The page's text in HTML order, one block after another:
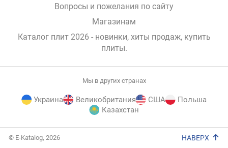
Вопросы и пожелания по сайту
Магазинам
Каталог плит 2026 - новинки, хиты продаж, купить
плиты.
Мы в других странах
Украина Великобритания США
Польша
Казахстан
© E-Katalog, 2026 НАВЕРХ